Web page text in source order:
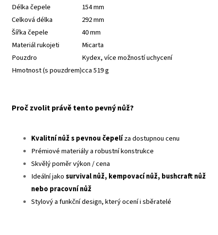
Délka čepele
154 mm
Celková délka
292 mm
Šířka čepele
40 mm
Materiál rukojeti
Micarta
Pouzdro
Kydex, více možností uchycení
Hmotnost (s pouzdrem)cca 519 g
Proč zvolit právě tento pevný nůž?
Kvalitní nůž s pevnou čepelíza dostupnou cenu
Prémiové materiály a robustní konstrukce
Skvělý poměr výkon / cena
Ideální jakosurvival nůž, kempovací nůž, bushcraft nůž
nebo pracovní nůž
Stylový a funkční design, který ocení i sběratelé